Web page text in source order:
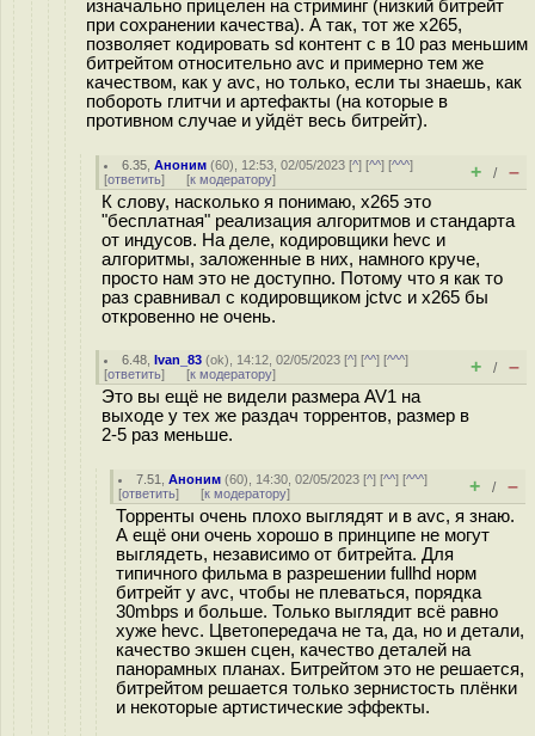
изначально прицелен на стриминг (низкий битрейт
при сохранении качества). А так, тот же x265,
позволяет кодировать sd контент с в 10 раз меньшим
битрейтом относительно avc и примерно тем же
качеством, как у avc, но только, если ты знаешь, как
побороть глитчи и артефакты (на которые в
противном случае и уйдёт весь битрейт).
6.35 ,Аноним (60), 12:53, 02/05/2023 [^] [^^] [^^^]
[ответить] [к модератору] + / –
К слову, насколько я понимаю, x265 это
"бесплатная" реализация алгоритмов и стандарта
от индусов. На деле, кодировщики hevc и
алгоритмы, заложенные в них, намного круче,
просто нам это не доступно. Потому что я как то
раз сравнивал с кодировщиком jctvc и x265 бы
откровенно не очень.
6.48 ,Ivan_83 (ok), 14:12, 02/05/2023 [^] [^^] [^^^]
[ответить] [к модератору] + / –
Это вы ещё не видели размера AV1 на
выходе у тех же раздач торрентов, размер в
2-5 раз меньше.
7.51 ,Аноним (60), 14:30, 02/05/2023 [^] [^^] [^^^]
[ответить] [к модератору] + / –
Торренты очень плохо выглядят и в avc, я знаю.
А ещё они очень хорошо в принципе не могут
выглядеть, независимо от битрейта. Для
типичного фильма в разрешении fullhd норм
битрейт у avc, чтобы не плеваться, порядка
30mbps и больше. Только выглядит всё равно
хуже hevc. Цветопередача не та, да, но и детали,
качество экшен сцен, качество деталей на
панорамных планах. Битрейтом это не решается,
битрейтом решается только зернистость плёнки
и некоторые артистические эффекты.